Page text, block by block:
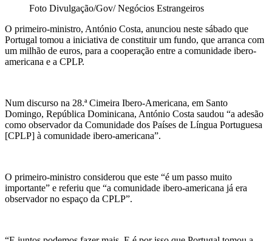
Foto Divulgação/Gov/ Negócios Estrangeiros
O primeiro-ministro, António Costa, anunciou neste sábado que
Portugal tomou a iniciativa de constituir um fundo, que arranca com
um milhão de euros, para a cooperação entre a comunidade ibero-
americana e a CPLP.
Num discurso na 28.ª Cimeira Ibero-Americana, em Santo
Domingo, República Dominicana, António Costa saudou “a adesão
como observador da Comunidade dos Países de Língua Portuguesa
[CPLP] à comunidade ibero-americana”.
O primeiro-ministro considerou que este “é um passo muito
importante” e referiu que “a comunidade ibero-americana já era
observador no espaço da CPLP”.